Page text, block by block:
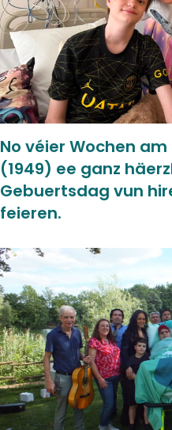
No véier Wochen
(1949) ee ganz
Gebuertsdag vun
feieren.